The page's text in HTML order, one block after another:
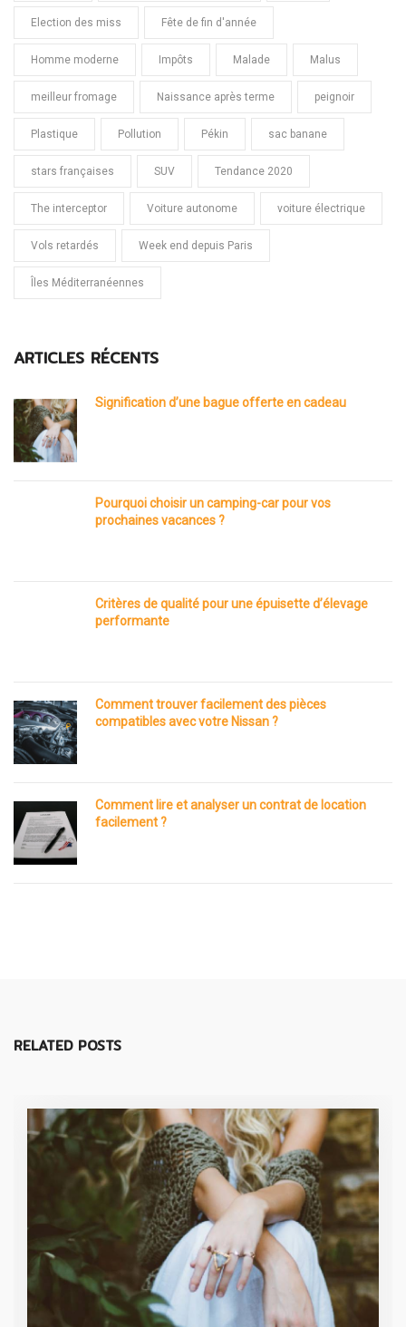
Election des miss Fête de fin d'année
Homme moderne Impôts Malade Malus
meilleur fromage Naissance après terme peignoir
Plastique Pollution Pékin sac banane
stars françaises SUV Tendance 2020
The interceptor Voiture autonome voiture électrique
Vols retardés Week end depuis Paris
Îles Méditerranéennes
ARTICLES RÉCENTS
Signification d’une bague offerte en cadeau
Pourquoi choisir un camping-car pour vos
prochaines vacances ?
Critères de qualité pour une épuisette d’élevage
performante
Comment trouver facilement des pièces
compatibles avec votre Nissan ?
Comment lire et analyser un contrat de location
facilement ?
RELATED POSTS